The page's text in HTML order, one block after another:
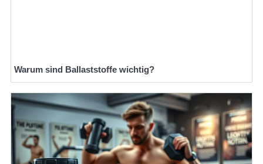
Warum sind Ballaststoffe wichtig?